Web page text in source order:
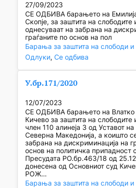
27/09/2023
СЕ ОДБИВА барањето на
Скопје, за заштита на слободите
однесуваат на забрана на
граѓаните по основ на пол
Барања за заштита на слободи и
Одлуки, Се одбива
У.бр.171/2020
12/07/2023
СЕ ОДБИВА барањето на Влатко
Кичево за заштита на слободите
член 110 алинеја 3 од Уставот
Северна Македонија, а коишто
забрана на дискриминација на
основ на политичка припадност
Пресудата РО.бр.463/18 од
донесена од Основниот суд
РОЖ…
Барања за заштита на слободи и